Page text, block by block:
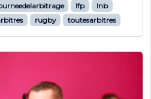
lfp
lnb
rugby toutesarbitres